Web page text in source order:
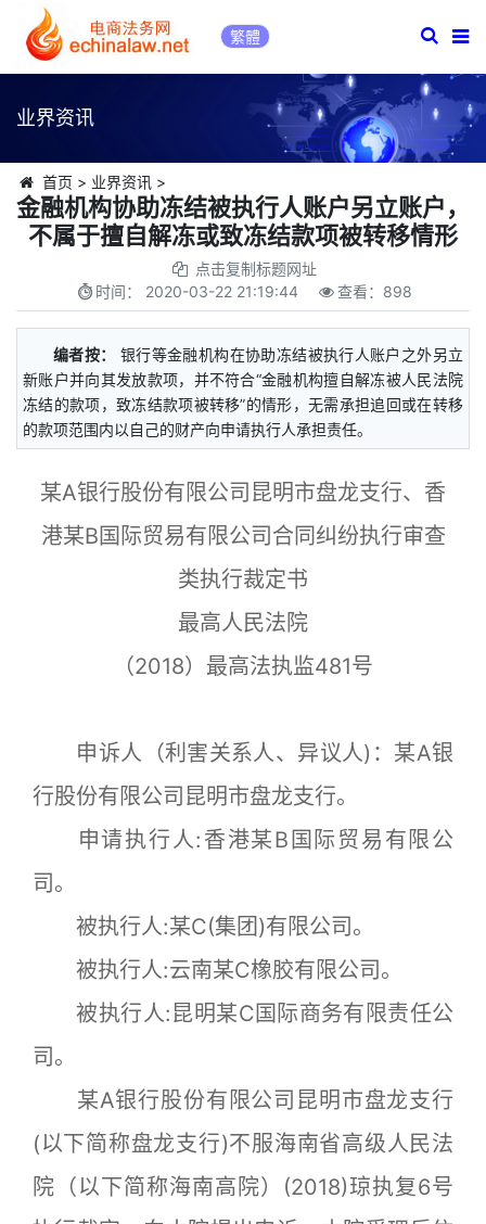
繁體
业界资讯
首页 > 业界资讯>
金融机构协助冻结被执行人账户另立账户，
不属于擅自解冻或致冻结款项被转移情形
点击复制标题网址
时间： 2020-03-22 21:19:44 查看： 898
编者按：
银行等金融机构在协助冻结被执行人账户之外另立
新账户并向其发放款项，并不符合“金融机构擅自解冻被人民法院
冻结的款项，致冻结款项被转移”的情形，无需承担追回或在转移
的款项范围内以自己的财产向申请执行人承担责任。
某A银行股份有限公司昆明市盘龙支行、香
港某B国际贸易有限公司合同纠纷执行审查
类执行裁定书
最高人民法院
（2018）最高法执监481号
申诉人（利害关系人、异议人)：某A银
行股份有限公司昆明市盘龙支行。
申请执行人:香港某B国际贸易有限公
司。
被执行人:某C(集团)有限公司。
被执行人:云南某C橡胶有限公司。
被执行人:昆明某C国际商务有限责任公
司。
某A银行股份有限公司昆明市盘龙支行
(以下简称盘龙支行)不服海南省高级人民法
院（以下简称海南高院）(2018)琼执复6号